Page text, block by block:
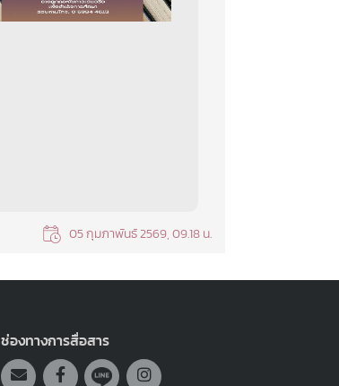
05 กุมภาพันธ์ 2569, 09.18 น.
ช่องทางการสื่อสาร